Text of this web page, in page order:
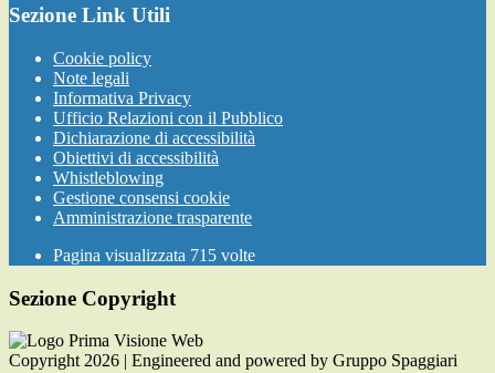
Sezione Link Utili
Cookie policy
Note legali
Informativa Privacy
Ufficio Relazioni con il Pubblico
Dichiarazione di accessibilità
Obiettivi di accessibilità
Whistleblowing
Gestione consensi cookie
Amministrazione trasparente
Pagina visualizzata 715 volte
Sezione Copyright
Copyright 2026 | Engineered and powered by Gruppo Spaggiari